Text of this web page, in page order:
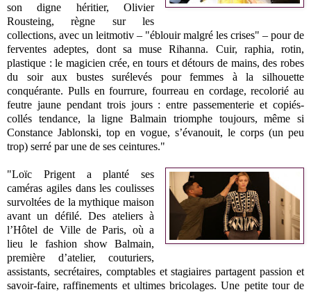
son digne héritier, Olivier
Rousteing, règne sur les
collections, avec un leitmotiv – "éblouir malgré les crises" – pour de
ferventes adeptes, dont sa muse Rihanna. Cuir, raphia, rotin,
plastique : le magicien crée, en tours et détours de mains, des robes
du soir aux bustes surélevés pour femmes à la silhouette
conquérante. Pulls en fourrure, fourreau en cordage, recolorié au
feutre jaune pendant trois jours : entre passementerie et copiés-
collés tendance, la ligne Balmain triomphe toujours, même si
Constance Jablonski, top en vogue, s’évanouit, le corps (un peu
trop) serré par une de ses ceintures."
"Loïc Prigent a planté ses
caméras agiles dans les coulisses
survoltées de la mythique maison
avant un défilé. Des ateliers à
l’Hôtel de Ville de Paris, où a
lieu le fashion show Balmain,
première d’atelier, couturiers,
assistants, secrétaires, comptables et stagiaires partagent passion et
savoir-faire, raffinements et ultimes bricolages. Une petite tour de